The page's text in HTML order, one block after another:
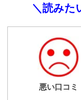
＼読みた
悪い口コミ